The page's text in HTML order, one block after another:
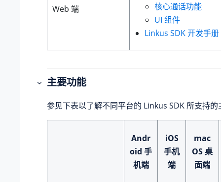
Web 端
核心通话功能
UI 组件
Linkus SDK 开发手册
主要功能
参见下表以了解不同平台的 Linkus SDK 所支持
Andr
oid 手
机端
iOS
手机
端
mac
OS 桌
面端